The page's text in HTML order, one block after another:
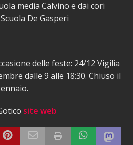
media Calvino e dai cori
De Gasperi
delle feste: 24/12 Vigilia
dalle 9 alle 18:30. Chiuso il
site web